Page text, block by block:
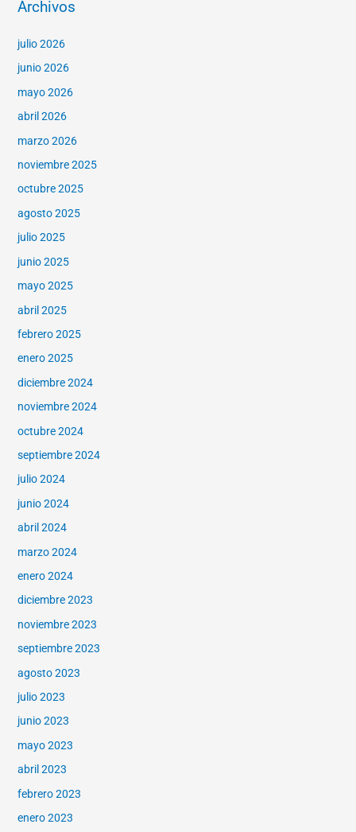
Archivos
julio 2026
junio 2026
mayo 2026
abril 2026
marzo 2026
noviembre 2025
octubre 2025
agosto 2025
julio 2025
junio 2025
mayo 2025
abril 2025
febrero 2025
enero 2025
diciembre 2024
noviembre 2024
octubre 2024
septiembre 2024
julio 2024
junio 2024
abril 2024
marzo 2024
enero 2024
diciembre 2023
noviembre 2023
septiembre 2023
agosto 2023
julio 2023
junio 2023
mayo 2023
abril 2023
febrero 2023
enero 2023